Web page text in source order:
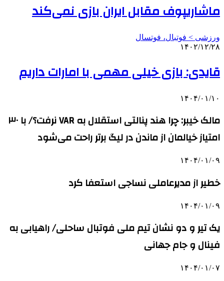
ماشاریپوف مقابل ایران بازی نمی‌کند
ورزشی > فوتبال، فوتسال
۱۴۰۲/۱۲/۲۸
قایدی: بازی خیلی مهمی با امارات داریم
۱۴۰۴/۰۱/۱۰
مالک خیبر: چرا هند پنالتی استقلال به VAR نرفت؟/ با ۳۰
امتیاز خیالمان از ماندن در لیگ برتر راحت می‌شود
۱۴۰۴/۰۱/۰۹
خطیر از مدیرعاملی نساجی استعفا کرد
۱۴۰۴/۰۱/۰۹
یک تیر و دو نشان تیم ملی فوتبال ساحلی/ راهیابی به
فینال و جام جهانی
۱۴۰۴/۰۱/۰۷